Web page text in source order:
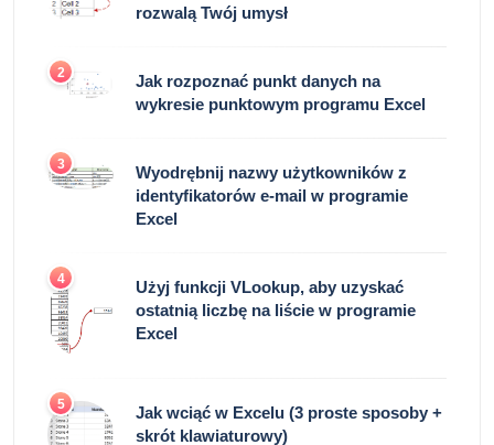
rozwalą Twój umysł
2
Jak rozpoznać punkt danych na
wykresie punktowym programu Excel
3
Wyodrębnij nazwy użytkowników z
identyfikatorów e-mail w programie
Excel
4
Użyj funkcji VLookup, aby uzyskać
ostatnią liczbę na liście w programie
Excel
5
Jak wciąć w Excelu (3 proste sposoby +
skrót klawiaturowy)